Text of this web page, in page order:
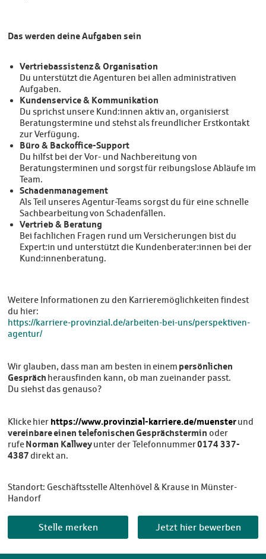
Das werden deine Aufgaben sein
Vertriebassistenz & Organisation
Du unterstützt die Agenturen bei allen administrativen
Aufgaben.
Kundenservice & Kommunikation
Du sprichst unsere Kund:innen aktiv an, organisierst
Beratungstermine und stehst als freundlicher Erstkontakt
zur Verfügung.
Büro & Backoffice-Support
Du hilfst bei der Vor- und Nachbereitung von
Beratungsterminen und sorgst für reibungslose Abläufe im
Team.
Schadenmanagement
Als Teil unseres Agentur-Teams sorgst du für eine schnelle
Sachbearbeitung von Schadenfällen.
Vertrieb & Beratung
Bei fachlichen Fragen rund um Versicherungen bist du
Expert:in und unterstützt die Kundenberater:innen bei der
Kund:innenberatung.
Weitere Informationen zu den Karrieremöglichkeiten findest
du hier:
https://karriere-provinzial.de/arbeiten-bei-uns/perspektiven-
agentur/
Wir glauben, dass man am besten in einem persönlichen
Gespräch herausfinden kann, ob man zueinander passt.
Du siehst das genauso?
Klicke hier https://www.provinzial-karriere.de/muensterund
vereinbare einen telefonischen Gesprächstermin oder
rufeNorman Kallweyunter der Telefonnummer0174 337-
4387 direkt an.
Standort: Geschäftsstelle Altenhövel & Krause in Münster-
Handorf
Jetzt hier bewerben
Stelle merken